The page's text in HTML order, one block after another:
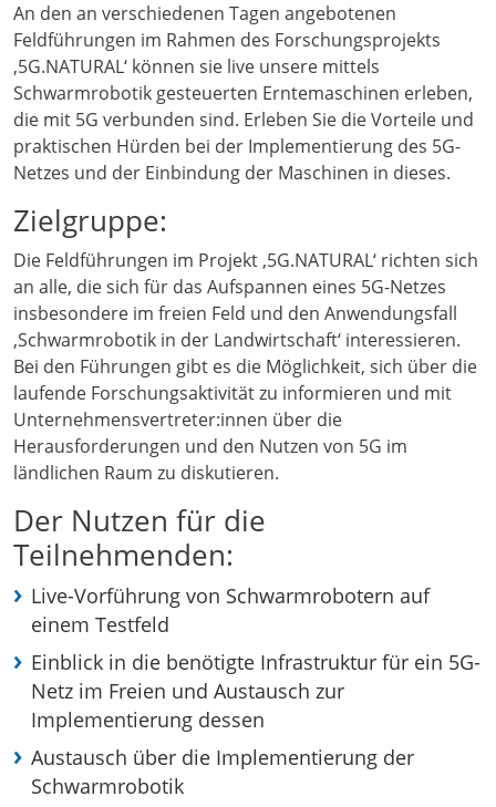
An den an verschiedenen Tagen angebotenen
Feldführungen im Rahmen des Forschungsprojekts
‚5G.NATURAL‘ können sie live unsere mittels
Schwarmrobotik gesteuerten Erntemaschinen erleben,
die mit 5G verbunden sind. Erleben Sie die Vorteile und
praktischen Hürden bei der Implementierung des 5G-
Netzes und der Einbindung der Maschinen in dieses.
Zielgruppe:
Die Feldführungen im Projekt ‚5G.NATURAL‘ richten sich
an alle, die sich für das Aufspannen eines 5G-Netzes
insbesondere im freien Feld und den Anwendungsfall
‚Schwarmrobotik in der Landwirtschaft‘ interessieren.
Bei den Führungen gibt es die Möglichkeit, sich über die
laufende Forschungsaktivität zu informieren und mit
Unternehmensvertreter:innen über die
Herausforderungen und den Nutzen von 5G im
ländlichen Raum zu diskutieren.
Der Nutzen für die
Teilnehmenden:
Live-Vorführung von Schwarmrobotern auf
einem Testfeld
Einblick in die benötigte Infrastruktur für ein 5G-
Netz im Freien und Austausch zur
Implementierung dessen
Austausch über die Implementierung der
Schwarmrobotik